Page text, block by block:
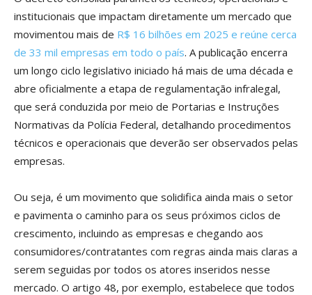
institucionais que impactam diretamente um mercado que
movimentou mais de R$ 16 bilhões em 2025 e reúne cerca
de 33 mil empresas em todo o país. A publicação encerra
um longo ciclo legislativo iniciado há mais de uma década e
abre oficialmente a etapa de regulamentação infralegal,
que será conduzida por meio de Portarias e Instruções
Normativas da Polícia Federal, detalhando procedimentos
técnicos e operacionais que deverão ser observados pelas
empresas.
Ou seja, é um movimento que solidifica ainda mais o setor
e pavimenta o caminho para os seus próximos ciclos de
crescimento, incluindo as empresas e chegando aos
consumidores/contratantes com regras ainda mais claras a
serem seguidas por todos os atores inseridos nesse
mercado. O artigo 48, por exemplo, estabelece que todos